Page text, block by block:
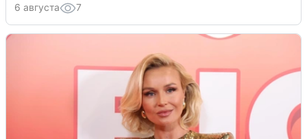
6 августа 7